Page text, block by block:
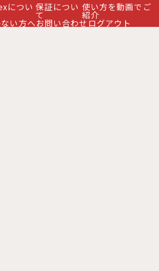
につい 保証につい
て
使い方を動画でご
紹介
い方へお問い合わせログアウト